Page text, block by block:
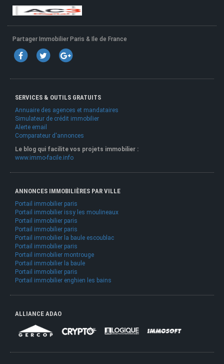
Partager Immobilier Paris & Ile de France
SERVICES & OUTILS GRATUITS
Annuaire des agences et mandataires
Simulateur de crédit immobilier
Alerte email
Comparateur d'annonces
Le blog qui facilite vos projets immobilier :
www.immo-facile.info
ANNONCES IMMOBILIÈRES PAR VILLE
Portail immobilier paris
Portail immobilier issy les moulineaux
Portail immobilier paris
Portail immobilier paris
Portail immobilier la baule escoublac
Portail immobilier paris
Portail immobilier montrouge
Portail immobilier la baule
Portail immobilier paris
Portail immobilier enghien les bains
ALLIANCE ADAO